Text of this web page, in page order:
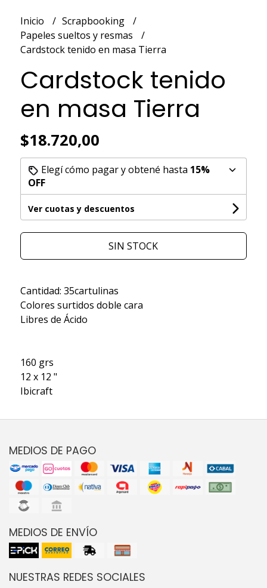
Inicio
Scrapbooking
Papeles sueltos y resmas
Cardstock tenido en masa Tierra
Cardstock tenido
en masa Tierra
$18.720,00
Elegí cómo pagar y obtené hasta 15%
OFF
Ver cuotas y descuentos
SIN STOCK
Cantidad: 35cartulinas
Colores surtidos doble cara
Libres de Ácido
160 grs
12 x 12 "
Ibicraft
MEDIOS DE PAGO
MEDIOS DE ENVÍO
NUESTRAS REDES SOCIALES